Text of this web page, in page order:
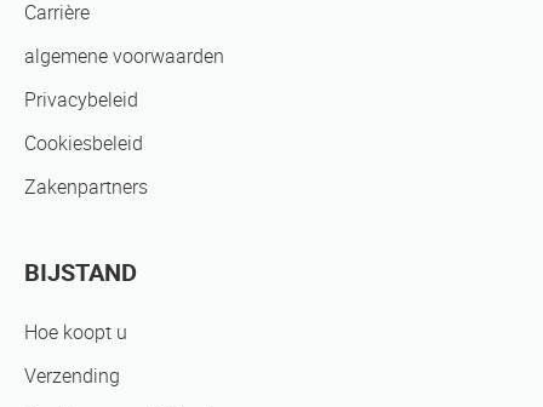
Carrière
algemene voorwaarden
Privacybeleid
Cookiesbeleid
Zakenpartners
BIJSTAND
Hoe koopt u
Verzending